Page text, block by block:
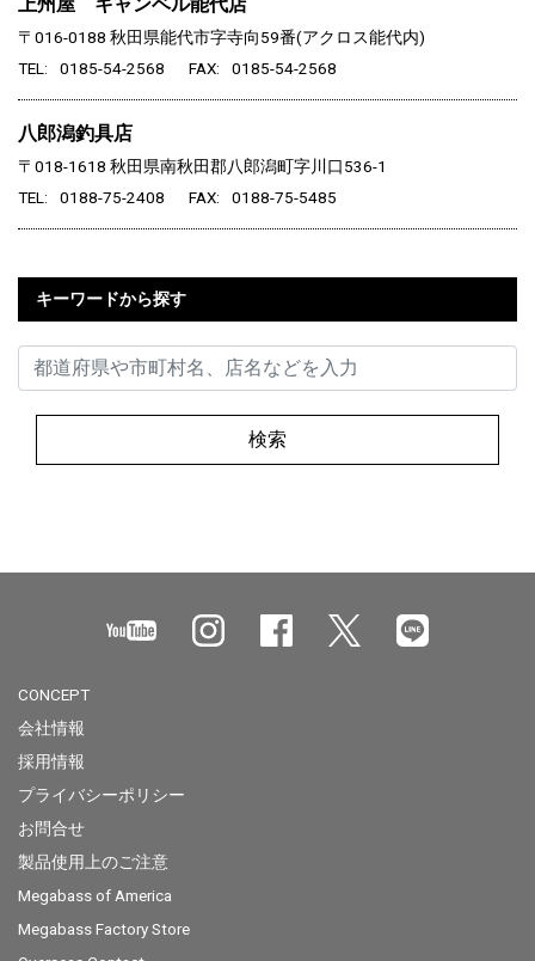
〒016-0188 秋田県能代市字寺向59番(アクロス能代内)
TEL
0185-54-2568 FAX 0185-54-2568
八郎潟釣具店
〒018-1618 秋田県南秋田郡八郎潟町字川口536-1
TEL
0188-75-2408 FAX 0188-75-5485
キーワードから探す
検索
CONCEPT
会社情報
採用情報
プライバシーポリシー
お問合せ
製品使用上のご注意
Megabass of America
Megabass Factory Store